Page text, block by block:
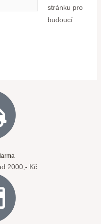
stránku pro
budoucí
2000,- Kč